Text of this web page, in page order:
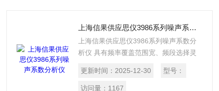
上海信果供应思仪3986系列噪声系数分析仪
上海信果供应思仪3986系列噪声系数分
析仪 具有频率覆盖范围宽、频段选择灵
屏幕双通道高清显示、外设接口丰富、双
噪声源驱动等特点。
更新时间： 2025-12-30 型号：
访问量： 1167